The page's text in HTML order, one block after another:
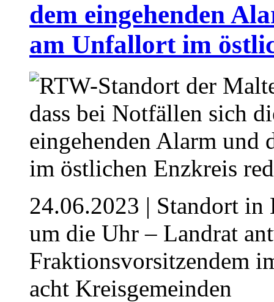
dem eingehenden
am Unfallort im
24.06.2023 | Standort in
um die Uhr – Landrat
Fraktionsvorsitzendem
acht Kreisgemeinden